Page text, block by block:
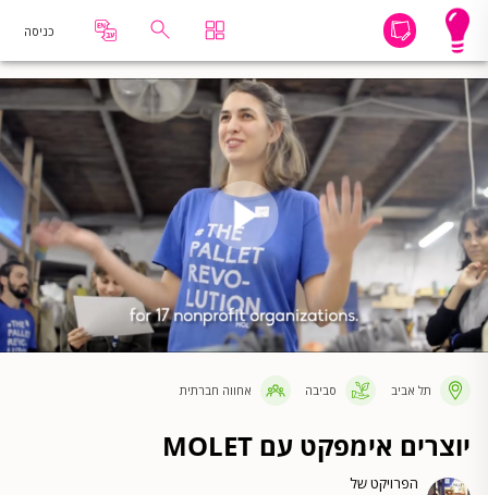
כניסה
תל אביב סביבה אחווה חברתית
יוצרים אימפקט עם MOLET
הפרויקט של